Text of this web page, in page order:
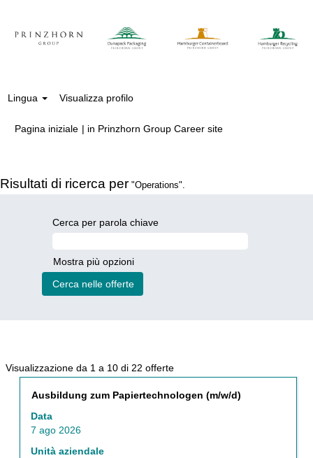
Lingua Visualizza profilo
Pagina iniziale | in Prinzhorn Group Career site(pagina
Risultati di ricerca per "Operations".
Cerca per parola chiave
Mostra più opzioni
Visualizzazione da 1 a 10 di 22 offerteRisultati
di
ricerca
Titolo
Ausbildung zum Papiertechnologen (m/w/d)
Data
7 ago 2026
Unità aziendale
Effettuare
selezione
con
la